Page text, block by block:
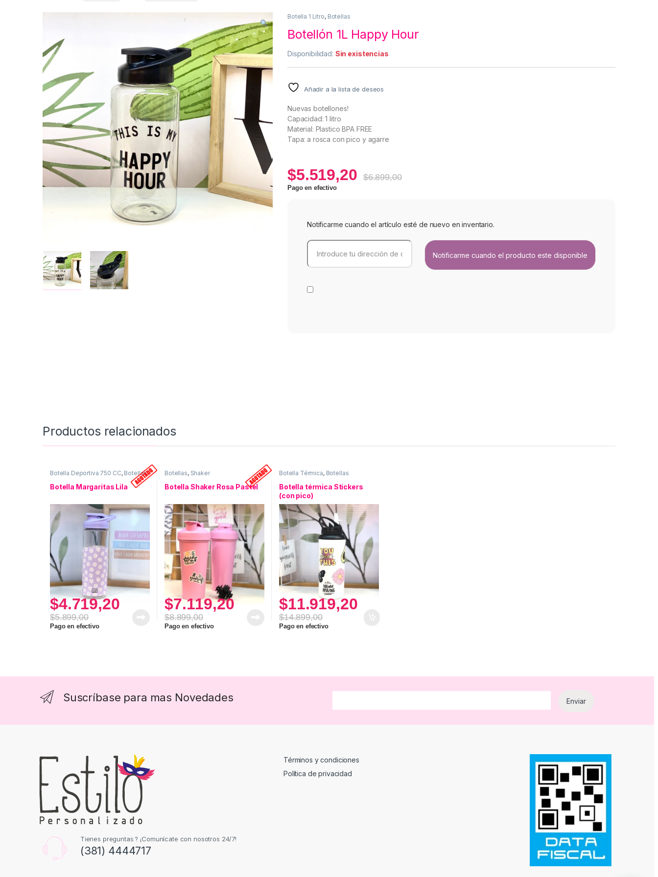
Botella 1 Litro, Botellas
Botellón 1L Happy Hour
Disponibilidad: Sin existencias
Añadir a la lista de deseos
Nuevas botellones!
Capacidad: 1 litro
Material: Plastico BPA FREE
Tapa: a rosca con pico y agarre
$5.519,20 $6.899,00
Pago en efectivo
Notificarme cuando el artículo esté de nuevo en inventario.
Productos relacionados
Botella Deportiva 750 CC, Botellas
Botella Margaritas Lila
$4.719,20
$5.899,00
Pago en efectivo
Botellas, Shaker
Botella Shaker Rosa Pastel
$7.119,20
$8.899,00
Pago en efectivo
Botella Térmica, Botellas
Botella térmica Stickers
(con pico)
$11.919,20
$14.899,00
Pago en efectivo
Suscríbase para mas Novedades
Tienes preguntas ? ¡Comunícate con nosotros 24/7!
(381) 4444717
Términos y condiciones
Política de privacidad